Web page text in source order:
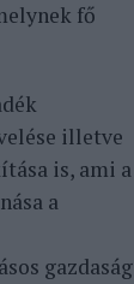
fő
illetve
is, ami a
a
gazdaság